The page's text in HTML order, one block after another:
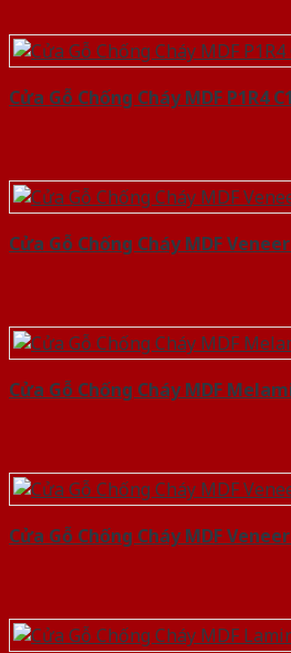
Cửa Gỗ Chống Cháy MDF P1R4 C1
Cửa Gỗ Chống Cháy MDF
Cửa Gỗ Chống Cháy MDF
Cửa Gỗ Chống Cháy MDF